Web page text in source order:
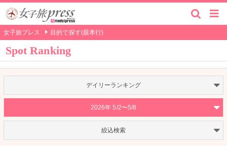
女子旅プレス 目的で探す(親孝行)
Spot Ranking
デイリーランキング
2026年 5/2〜5/8
絞込検索